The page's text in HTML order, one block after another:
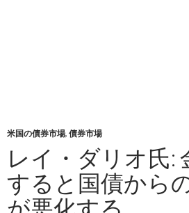
米国の債券市場, 債券市場
レイ・ダリオ氏:
すると国債から
が悪化する